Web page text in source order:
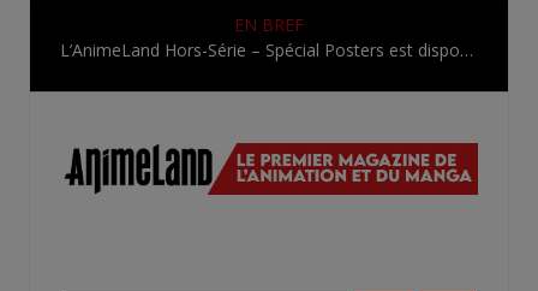
EN BREF
L’AnimeLand Hors-Série – Spécial Posters est disponible !